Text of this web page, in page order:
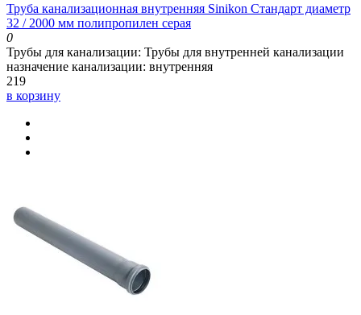
Труба канализационная внутренняя Sinikon Стандарт диаметр
32 / 2000 мм полипропилен серая
0
Трубы для канализации: Трубы для внутренней канализации
назначение канализации: внутренняя
219
в корзину